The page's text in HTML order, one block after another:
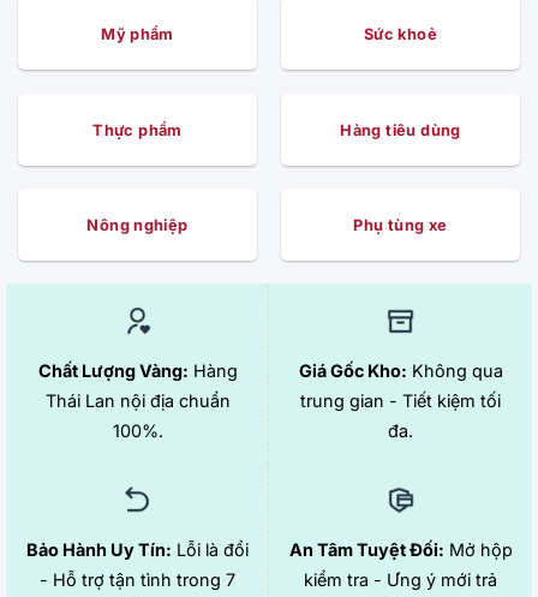
Mỹ phẩm Sức khoẻ
Thực phẩm Hàng tiêu dùng
Nông nghiệp Phụ tùng xe
Chất Lượng Vàng: Hàng
Thái Lan nội địa chuẩn
100%.
Giá Gốc Kho: Không qua
trung gian - Tiết kiệm tối
đa.
Bảo Hành Uy Tín: Lỗi là đổi
- Hỗ trợ tận tình trong 7
An Tâm Tuyệt Đối: Mở hộp
kiểm tra - Ưng ý mới trả